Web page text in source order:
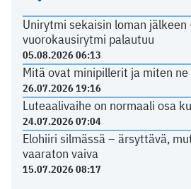
Unirytmi sekaisin loman jälkeen
vuorokausirytmi palautuu
05.08.2026 06:13
Mitä ovat minipillerit ja miten
26.07.2026 19:16
Luteaalivaihe on normaali osa
24.07.2026 07:04
Elohiiri silmässä – ärsyttävä,
vaaraton vaiva
15.07.2026 08:17